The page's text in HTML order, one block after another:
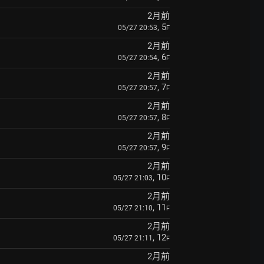
2月前
05/27 20:53, 5F
2月前
05/27 20:54, 6F
2月前
05/27 20:57, 7F
2月前
05/27 20:57, 8F
2月前
05/27 20:57, 9F
2月前
05/27 21:03, 10F
2月前
05/27 21:10, 11 F
2月前
05/27 21:11 , 12F
2月前